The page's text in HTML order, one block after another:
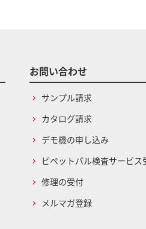
お問い合わせ
サンプル請求
カタログ請求
デモ機の申し込み
ピペットパル検査サービス
修理の受付
メルマガ登録